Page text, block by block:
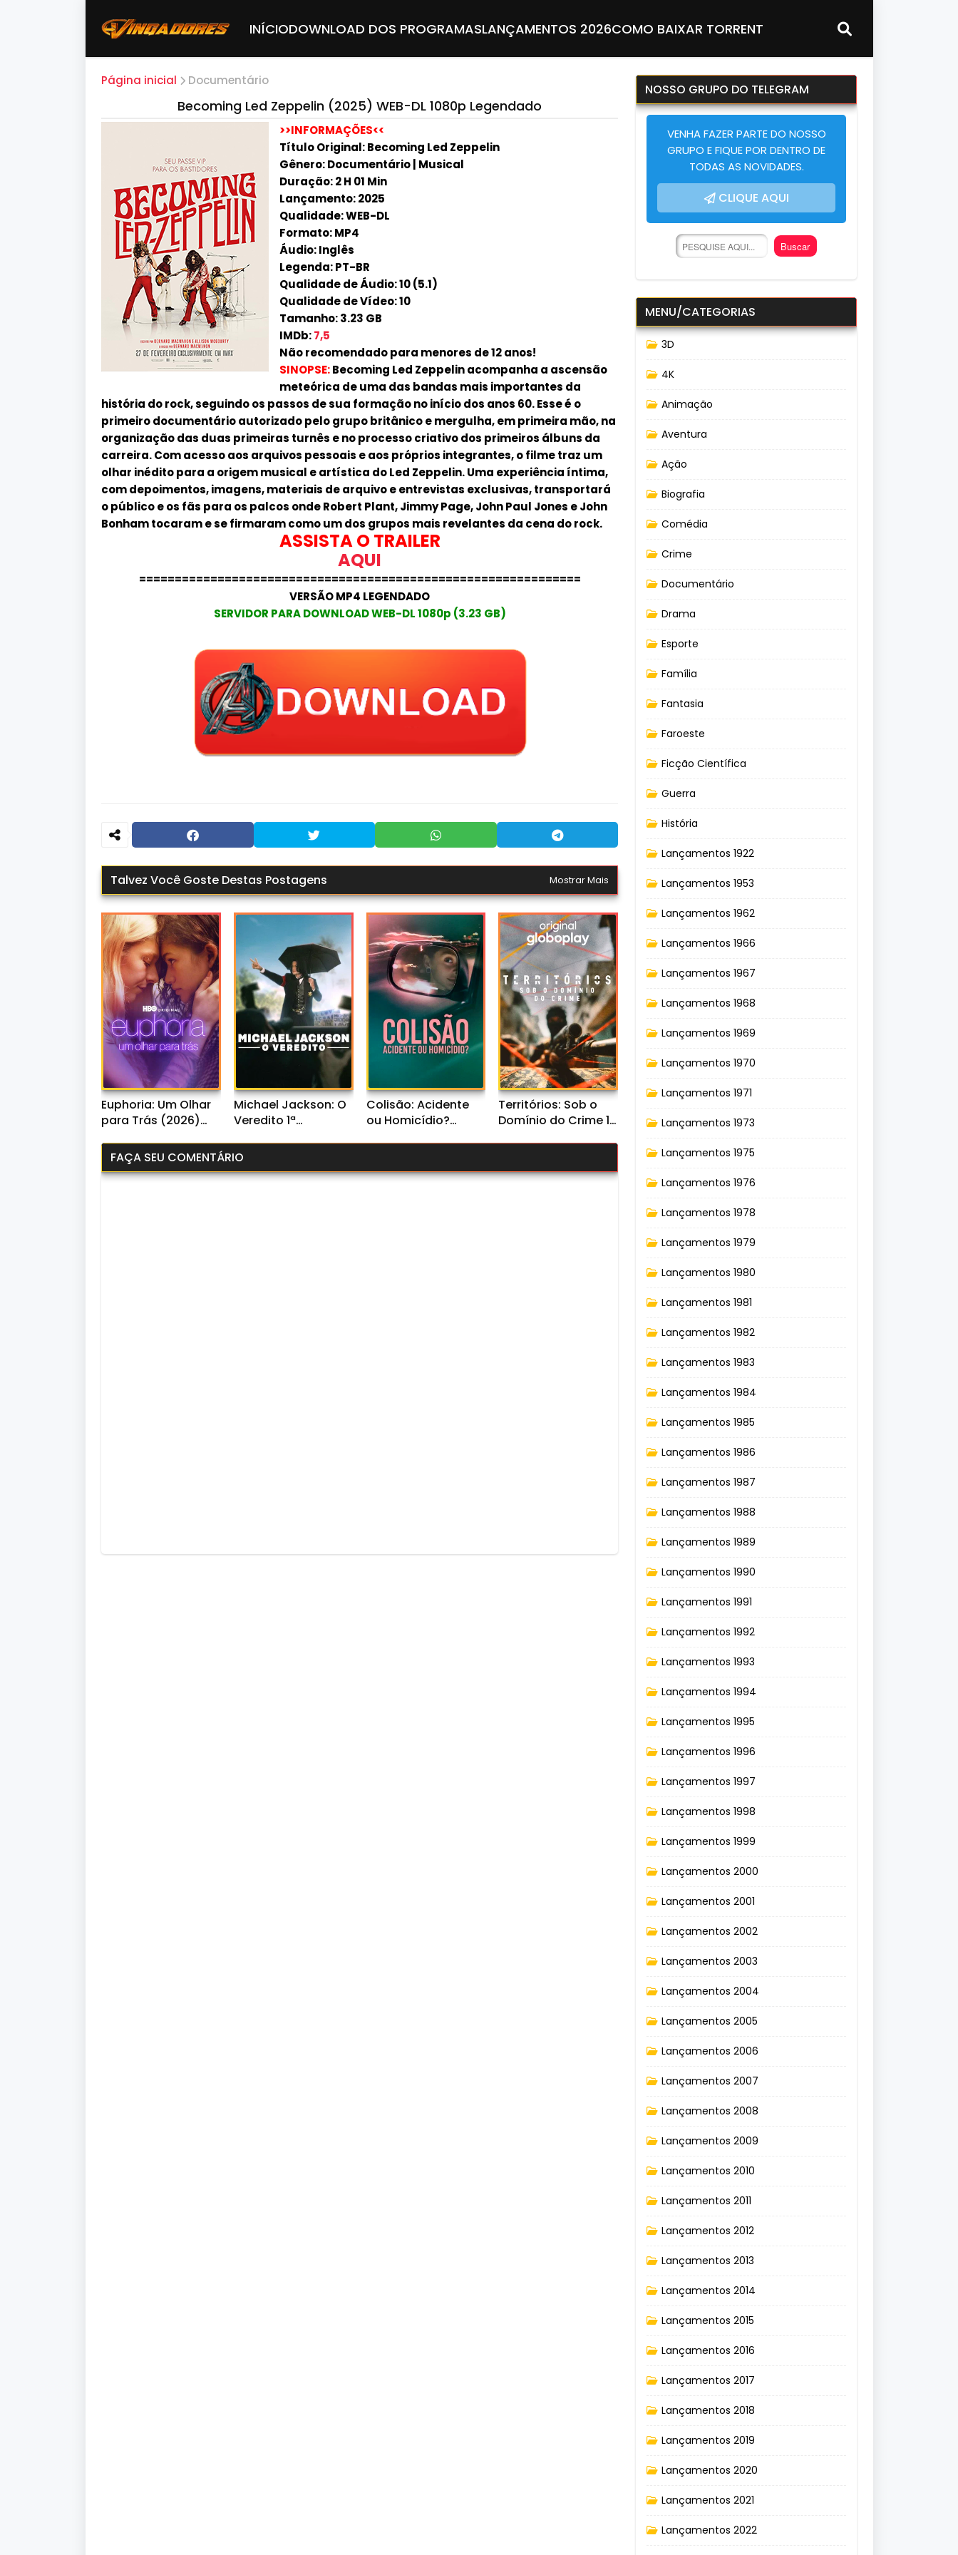
INÍCIODOWNLOAD DOS PROGRAMASLANÇAMENTOS 2026COMO BAIXAR TORRENT
Página inicial Documentário
Becoming Led Zeppelin (2025) WEB-DL 1080p Legendado
>>INFORMAÇÕES<<
Título Original:Becoming Led Zeppelin
Gênero:Documentário | Musical
Duração:2 H 01 Min
Lançamento:2025
Qualidade:WEB-DL
Formato:MP4
Áudio:Inglês
Legenda:PT-BR
Qualidade de Áudio:10 (5.1)
Qualidade de Vídeo:10
Tamanho:3.23 GB
IMDb:7,5
Não recomendado para menores de 12 anos!
SINOPSE:Becoming Led Zeppelin acompanha a ascensão
meteórica de uma das bandas mais importantes da
história do rock, seguindo os passos de sua formação no início dos anos 60. Esse é o
primeiro documentário autorizado pelo grupo britânico e mergulha, em primeira mão, na
organização das duas primeiras turnês e no processo criativo dos primeiros álbuns da
carreira. Com acesso aos arquivos pessoais e aos próprios integrantes, o filme traz um
olhar inédito para a origem musical e artística do Led Zeppelin. Uma experiência íntima,
com depoimentos, imagens, materiais de arquivo e entrevistas exclusivas, transportará
o público e os fãs para os palcos onde Robert Plant, Jimmy Page, John Paul Jones e John
Bonham tocaram e se firmaram como um dos grupos mais revelantes da cena do rock.
ASSISTA O TRAILER
AQUI
==============================================================
VERSÃO MP4 LEGENDADO
SERVIDOR PARA DOWNLOAD WEB-DL 1080p (3.23 GB)
Talvez Você Goste Destas Postagens Mostrar Mais
Euphoria: Um Olhar
para Trás (2026)
Áudio
Michael Jackson: O
Veredito 1ª
WEB-DL 1080p Dual
Áudio
Colisão: Acidente
ou Homicídio?
Territórios: Sob o
Domínio do Crime 1ª
Nacional
FAÇA SEU COMENTÁRIO
NOSSO GRUPO DO TELEGRAM
VENHA FAZER PARTE DO NOSSO
GRUPO E FIQUE POR DENTRO DE
TODAS AS NOVIDADES.
CLIQUE AQUI
MENU/CATEGORIAS
3D
4K
Animação
Aventura
Ação
Biografia
Comédia
Crime
Documentário
Drama
Esporte
Família
Fantasia
Faroeste
Ficção Científica
Guerra
História
Lançamentos 1922
Lançamentos 1953
Lançamentos 1962
Lançamentos 1966
Lançamentos 1967
Lançamentos 1968
Lançamentos 1969
Lançamentos 1970
Lançamentos 1971
Lançamentos 1973
Lançamentos 1975
Lançamentos 1976
Lançamentos 1978
Lançamentos 1979
Lançamentos 1980
Lançamentos 1981
Lançamentos 1982
Lançamentos 1983
Lançamentos 1984
Lançamentos 1985
Lançamentos 1986
Lançamentos 1987
Lançamentos 1988
Lançamentos 1989
Lançamentos 1990
Lançamentos 1991
Lançamentos 1992
Lançamentos 1993
Lançamentos 1994
Lançamentos 1995
Lançamentos 1996
Lançamentos 1997
Lançamentos 1998
Lançamentos 1999
Lançamentos 2000
Lançamentos 2001
Lançamentos 2002
Lançamentos 2003
Lançamentos 2004
Lançamentos 2005
Lançamentos 2006
Lançamentos 2007
Lançamentos 2008
Lançamentos 2009
Lançamentos 2010
Lançamentos 2011
Lançamentos 2012
Lançamentos 2013
Lançamentos 2014
Lançamentos 2015
Lançamentos 2016
Lançamentos 2017
Lançamentos 2018
Lançamentos 2019
Lançamentos 2020
Lançamentos 2021
Lançamentos 2022